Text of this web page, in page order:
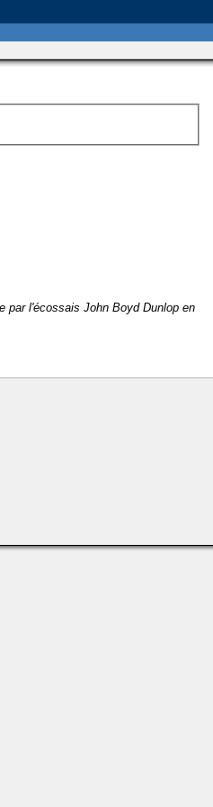
par l'écossais John Boyd Dunlop en